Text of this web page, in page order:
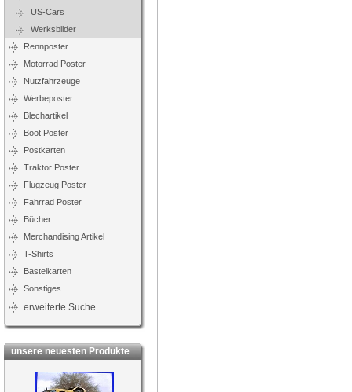
US-Cars
Werksbilder
Rennposter
Motorrad Poster
Nutzfahrzeuge
Werbeposter
Blechartikel
Boot Poster
Postkarten
Traktor Poster
Flugzeug Poster
Fahrrad Poster
Bücher
Merchandising Artikel
T-Shirts
Bastelkarten
Sonstiges
erweiterte Suche
unsere neuesten Produkte